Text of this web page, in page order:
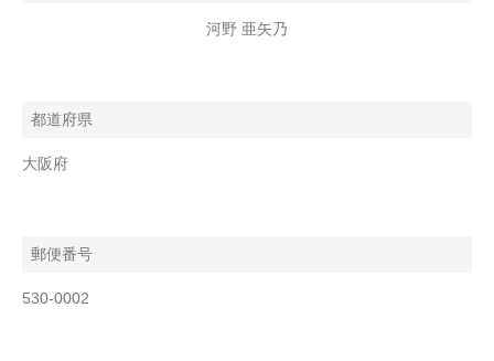
河野 亜矢乃
都道府県
大阪府
郵便番号
530-0002